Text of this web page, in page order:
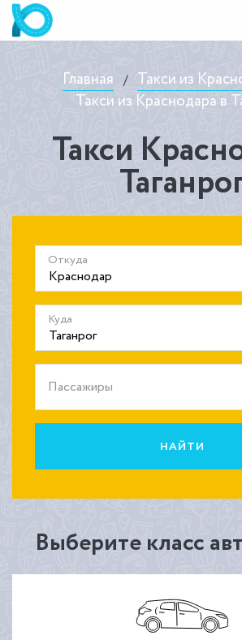
Главная / Такси из
Такси из Краснодара в
Такси
Откуда
Куда
Пассажиры
НАЙТИ
Выберите класс